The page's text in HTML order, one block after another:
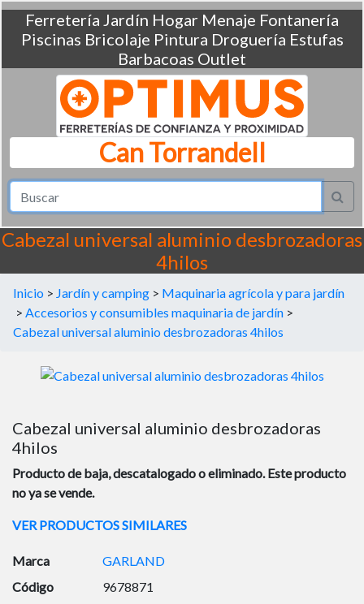
Ferretería Jardín Hogar Menaje Fontanería
Piscinas Bricolaje Pintura Droguería Estufas
Barbacoas Outlet
Can Torrandell
Cabezal universal aluminio desbrozadoras
4hilos
Inicio > Jardín y camping > Maquinaria agrícola y para jardín
> Accesorios y consumibles maquinaria de jardín >
Cabezal universal aluminio desbrozadoras 4hilos
Cabezal universal aluminio desbrozadoras
4hilos
Producto de baja, descatalogado o eliminado. Este producto
no ya se vende.
VER PRODUCTOS SIMILARES
Marca
GARLAND
Código
9678871